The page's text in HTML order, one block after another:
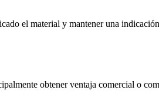
el material y mantener una
obtener ventaja comercial o